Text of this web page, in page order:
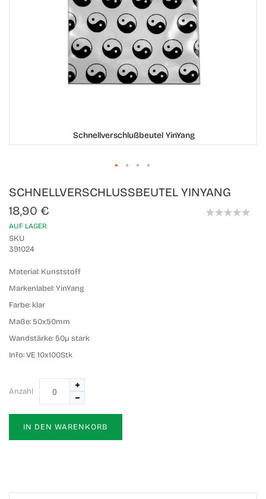
SCHNELLVERSCHLUSSBEUTEL YINYANG
18,90 €
AUF LAGER
SKU
391024
Material: Kunststoff
Markenlabel:YinYang
Farbe: klar
Maße: 50x50mm
Wandstärke: 50µ stark
Info:VE 10x100Stk
Anzahl
IN DEN WARENKORB
Schnellverschlußbeutel YinYang
to
beginning
of
images
gallery